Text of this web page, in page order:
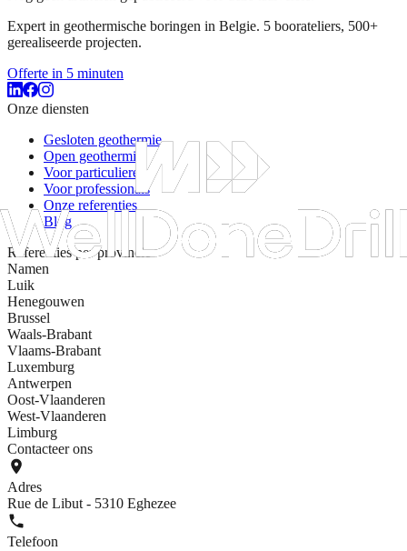
Expert in geothermische boringen in Belgie. 5 boorateliers, 500+
gerealiseerde projecten.
Offerte in 5 minuten
Onze diensten
Gesloten geothermie
Open geothermie
Voor particulieren
Voor professionals
Onze referenties
Blog
Referenties per provincie
Namen
Luik
Henegouwen
Brussel
Waals-Brabant
Vlaams-Brabant
Luxemburg
Antwerpen
Oost-Vlaanderen
West-Vlaanderen
Limburg
Contacteer ons
Adres
Rue de Libut - 5310 Eghezee
Telefoon